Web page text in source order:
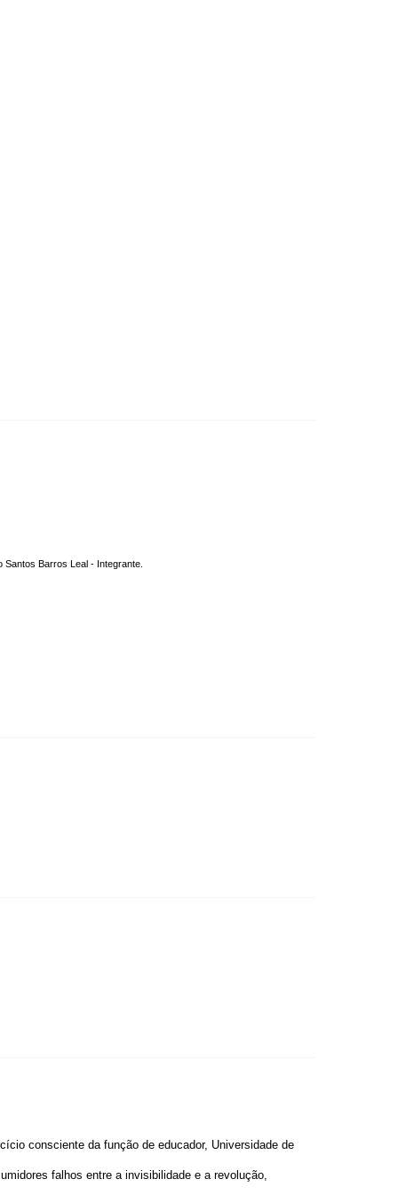
Barros Leal - Integrante.
consciente da função de educador, Universidade de
falhos entre a invisibilidade e a revolução,